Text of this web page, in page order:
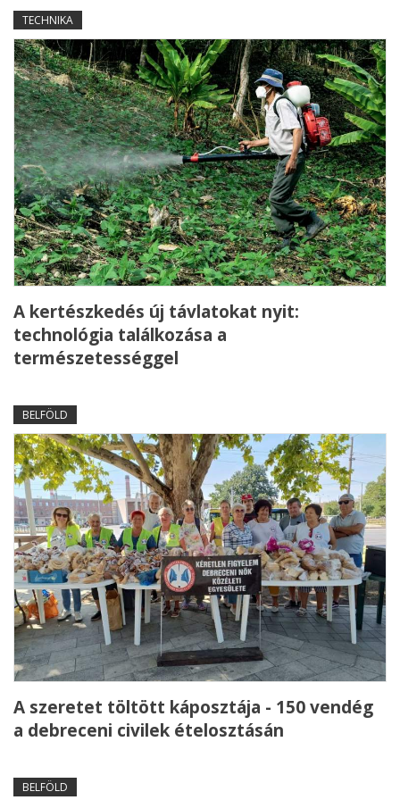
TECHNIKA
A kertészkedés új távlatokat nyit:
technológia találkozása a
természetességgel
BELFÖLD
A szeretet töltött káposztája - 150 vendég
a debreceni civilek ételosztásán
BELFÖLD